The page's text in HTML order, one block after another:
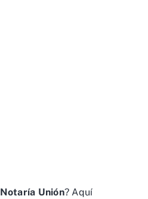
Notaría Unión? Aquí